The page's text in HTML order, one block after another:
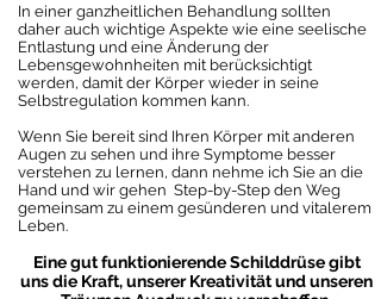
In einer ganzheitlichen Behandlung sollten
daher auch wichtige Aspekte wie eine seelische
Entlastung und eine Änderung der
Lebensgewohnheiten mit berücksichtigt
werden, damit der Körper wieder in seine
Selbstregulation kommen kann.
Wenn Sie bereit sind Ihren Körper mit anderen
Augen zu sehen und ihre Symptome besser
verstehen zu lernen, dann nehme ich Sie an die
Hand und wir gehen Step-by-Step den Weg
gemeinsam zu einem gesünderen und vitalerem
Leben.
Eine gut funktionierende Schilddrüse gibt
uns die Kraft, unserer Kreativität und unseren